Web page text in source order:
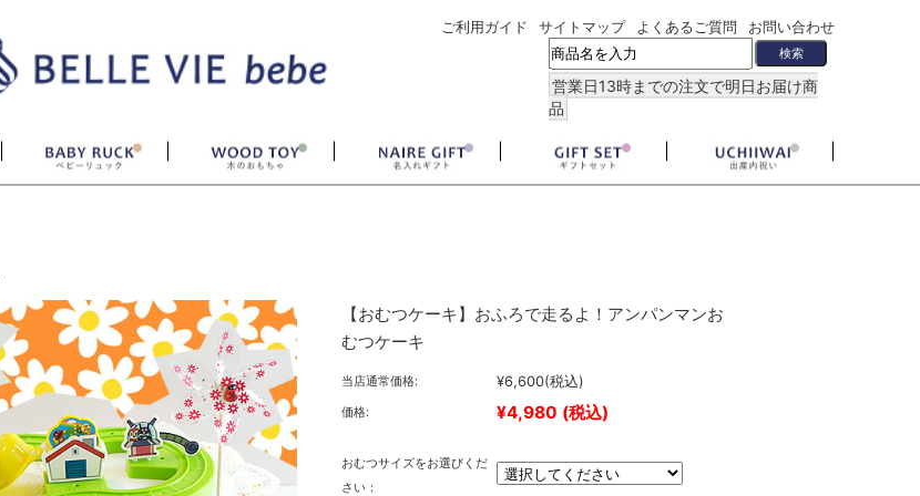
ご利用ガイド サイトマップ よくあるご質問 お問い合わせ
営業日13時までの注文で明日お届け商
品
【おむつケーキ】おふろで走るよ！アンパンマンお
むつケーキ
当店通常価格: ¥6,600(税込)
価格: ¥4,980 (税込)
おむつサイズをお選びくだ
さい：